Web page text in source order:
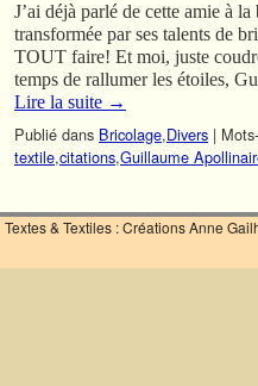
J’ai déjà parlé de cette amie à
transformée par ses talents de
TOUT faire! Et moi, juste
temps de rallumer les étoiles,
Lire la suite →
Publié dans Bricolage,Divers |
textile,citations,Guillaume
Textes & Textiles : Créations Anne